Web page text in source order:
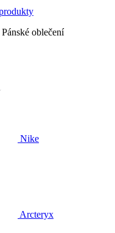
Pánské oblečení
Nike
Arcteryx